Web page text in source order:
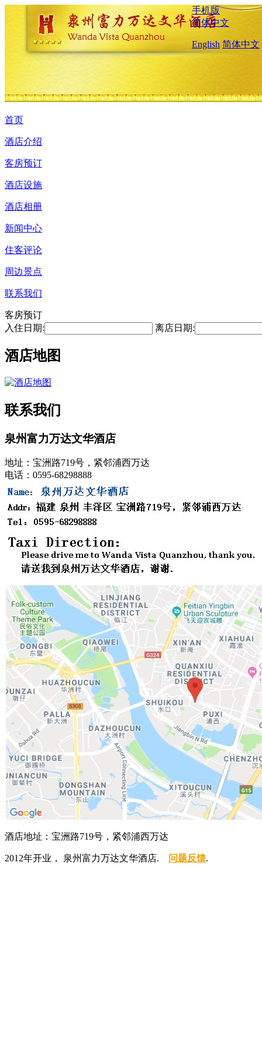
手机版
简体中文
English 简体中文
首页
酒店介绍
客房预订
酒店设施
酒店相册
新闻中心
住客评论
周边景点
联系我们
客房预订
入住日期:
离店日期:
酒店地图
联系我们
泉州富力万达文华酒店
地址：宝洲路719号，紧邻浦西万达
电话：0595-68298888
酒店地址：宝洲路719号，紧邻浦西万达
2012年开业， 泉州富力万达文华酒店. 问题反馈.